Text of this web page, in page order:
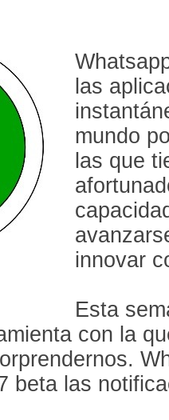
las
mundo
las que
innovar
Esta
con la
beta las